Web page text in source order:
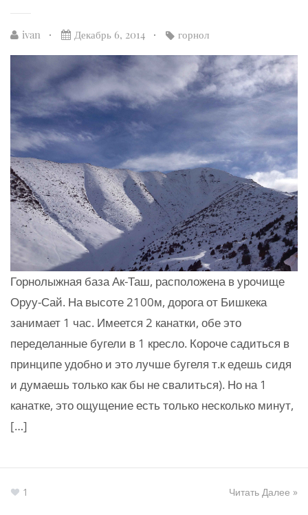
ivan Декабрь 6, 2014 горнол
Горнолыжная база Ак-Таш, расположена в урочище
Оруу-Сай. На высоте 2100м, дорога от Бишкека
занимает 1 час. Имеется 2 канатки, обе это
переделанные бугели в 1 кресло. Короче садиться в
принципе удобно и это лучше бугеля т.к едешь сидя
и думаешь только как бы не свалиться). Но на 1
канатке, это ощущение есть только несколько минут,
[…]
1 Читать Далее »